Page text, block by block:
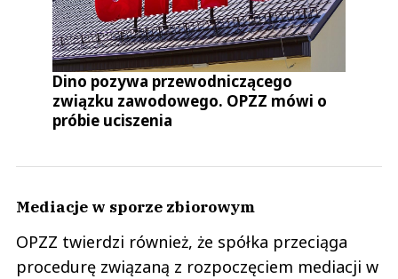
Dino pozywa przewodniczącego
związku zawodowego. OPZZ mówi o
próbie uciszenia
Mediacje w sporze zbiorowym
OPZZ twierdzi również, że spółka przeciąga
procedurę związaną z rozpoczęciem mediacji w